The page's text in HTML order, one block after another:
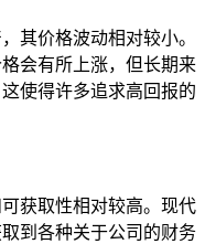
其价格波动相对较小。
会有所上涨，但长期来
使得许多追求高回报的
获取性相对较高。现代
到各种关于公司的财务